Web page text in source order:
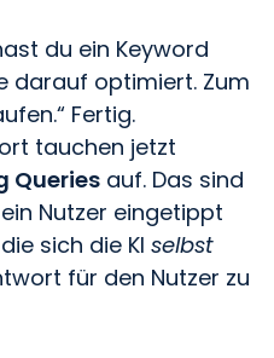
du ein Keyword
darauf optimiert. Zum
Fertig.
tauchen jetzt
Queries auf. Das sind
Nutzer eingetippt
sich die KI selbst
für den Nutzer zu